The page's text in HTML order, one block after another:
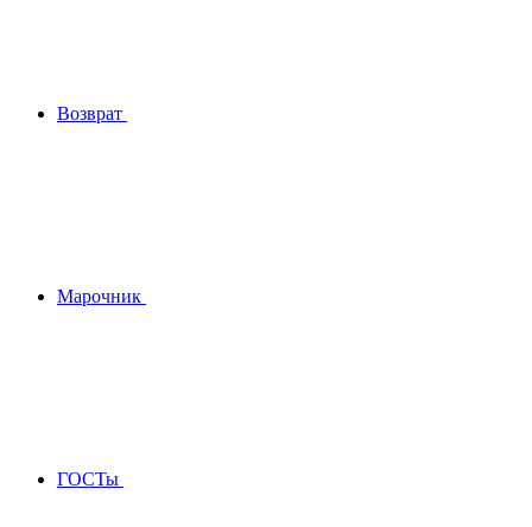
Возврат
Марочник
ГОСТы